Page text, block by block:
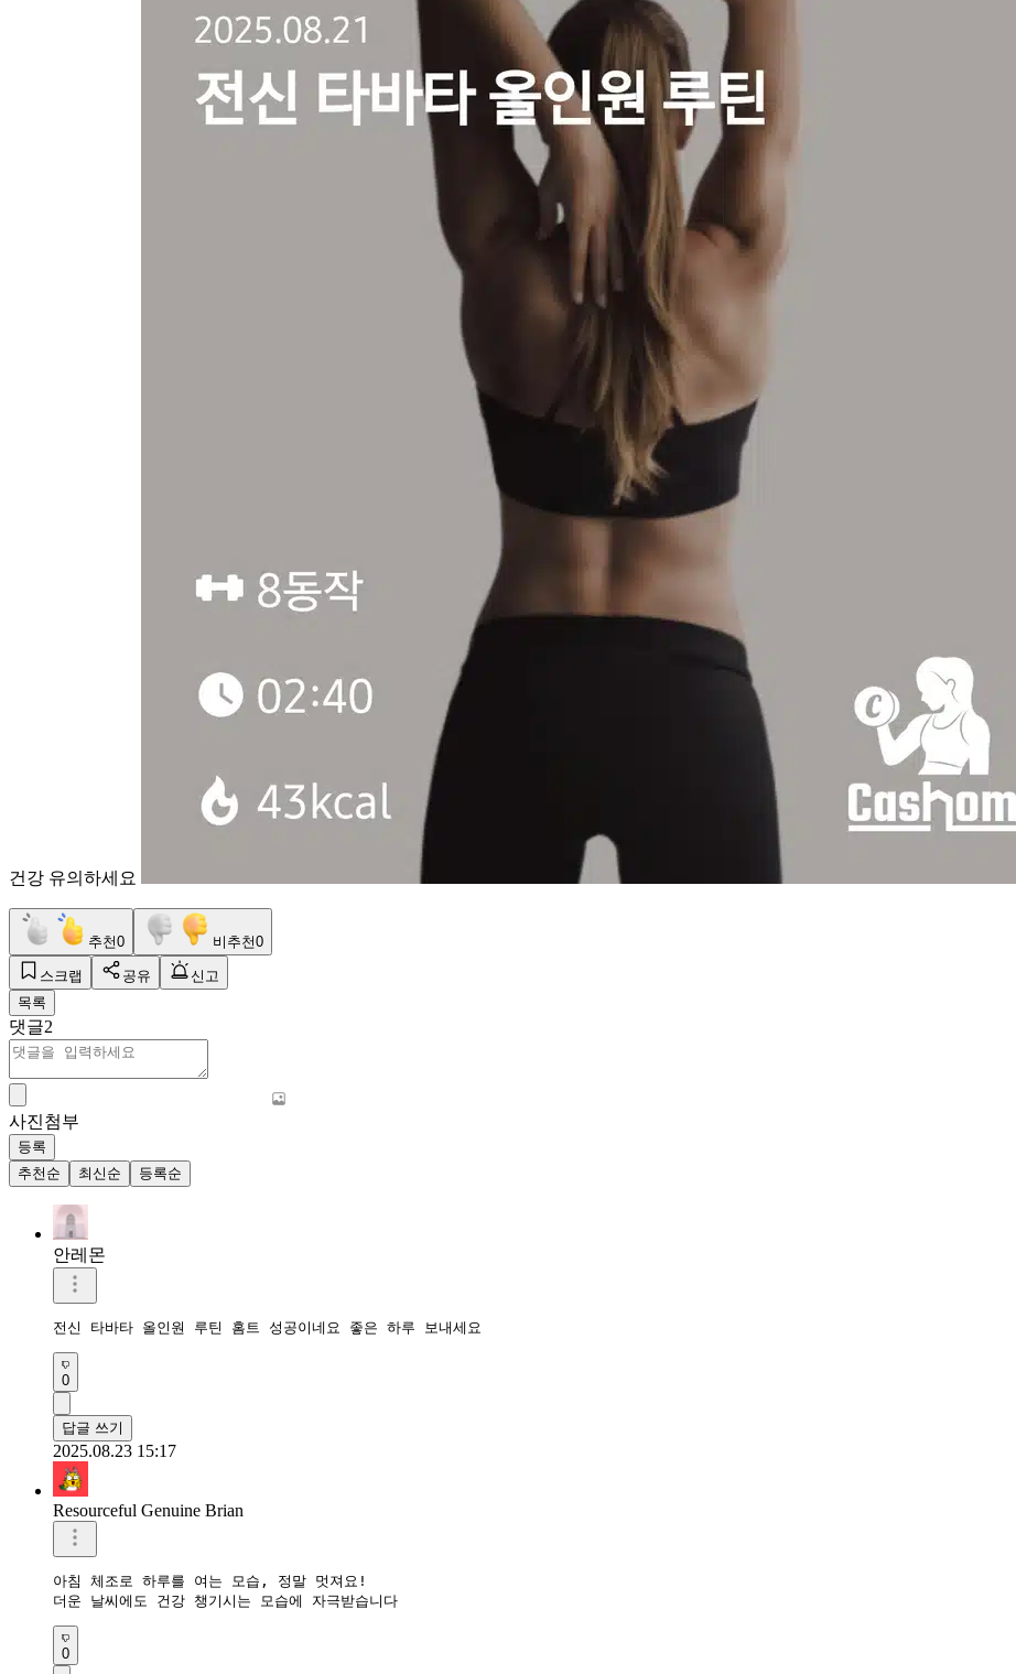
건강 유의하세요
추천0 비추천0
스크랩 공유
신고
목록
댓글2
사진첨부
등록
추천순
최신순 등록순
안레몬
전신 타바타 올인원 루틴 홈트 성공이네요 좋은 하루 보내세요
0
답글 쓰기
2025.08.23 15:17
Resourceful Genuine Brian
아침 체조로 하루를 여는 모습, 정말 멋져요!
더운 날씨에도 건강 챙기시는 모습에 자극받습니다
0